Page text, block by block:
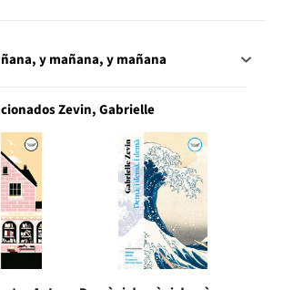
y mañana, y mañana
Zevin, Gabrielle